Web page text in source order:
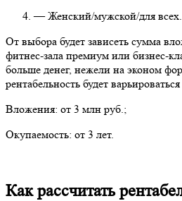
— Женский/мужской/для всех.
От выбора будет зависеть сумма
фитнес-зала премиум или бизнес-
больше денег, нежели на эконом
рентабельность будет
Вложения: от 3 млн руб.;
Окупаемость: от 3 лет.
Как рассчитать